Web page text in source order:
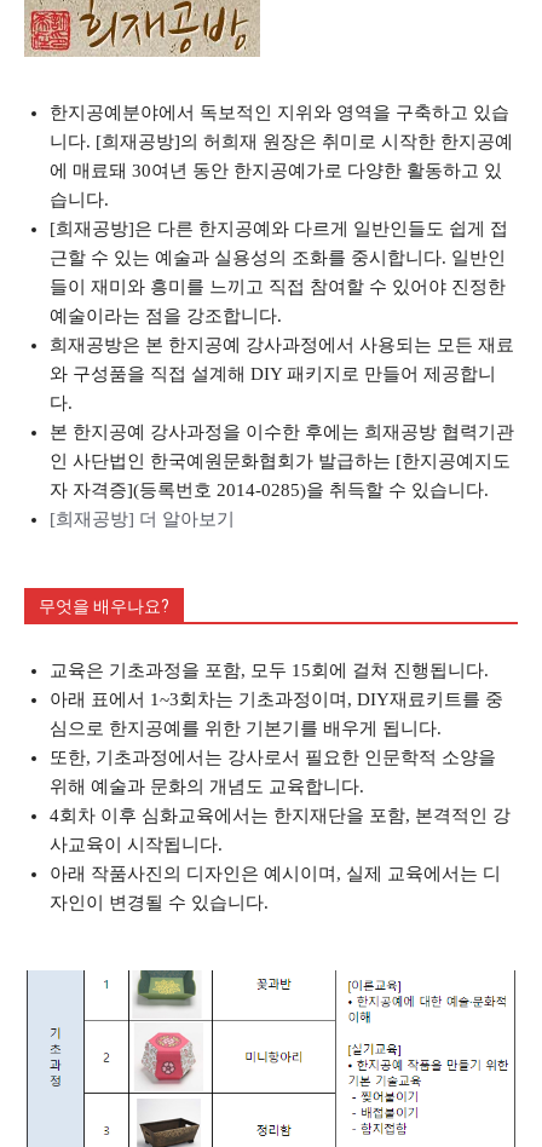
한지공예분야에서 독보적인 지위와 영역을 구축하고 있습
니다. [희재공방]의 허희재 원장은 취미로 시작한 한지공예
에 매료돼 30여년 동안 한지공예가로 다양한 활동하고 있
습니다.
[희재공방]은 다른 한지공예와 다르게 일반인들도 쉽게 접
근할 수 있는 예술과 실용성의 조화를 중시합니다. 일반인
들이 재미와 흥미를 느끼고 직접 참여할 수 있어야 진정한
예술이라는 점을 강조합니다.
희재공방은 본 한지공예 강사과정에서 사용되는 모든 재료
와 구성품을 직접 설계해 DIY 패키지로 만들어 제공합니
다.
본 한지공예 강사과정을 이수한 후에는 희재공방 협력기관
인 사단법인 한국예원문화협회가 발급하는 [한지공예지도
자 자격증](등록번호 2014-0285)을 취득할 수 있습니다.
[희재공방] 더 알아보기
무엇을 배우나요?
교육은 기초과정을 포함, 모두 15회에 걸쳐 진행됩니다.
아래 표에서 1~3회차는 기초과정이며, DIY재료키트를 중
심으로 한지공예를 위한 기본기를 배우게 됩니다.
또한, 기초과정에서는 강사로서 필요한 인문학적 소양을
위해 예술과 문화의 개념도 교육합니다.
4회차 이후 심화교육에서는 한지재단을 포함, 본격적인 강
사교육이 시작됩니다.
아래 작품사진의 디자인은 예시이며, 실제 교육에서는 디
자인이 변경될 수 있습니다.